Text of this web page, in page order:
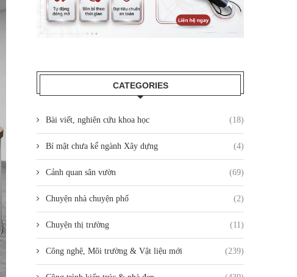
CATEGORIES
Bài viết, nghiên cứu khoa học (18)
Bí mật chưa kể ngành Xây dựng (4)
Cảnh quan sân vườn (69)
Chuyện nhà chuyện phố (2)
Chuyện thị trường (11)
Công nghệ, Môi trường & Vật liệu mới (239)